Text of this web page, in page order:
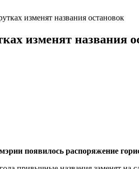
изменят названия остановок
изменят названия
появилось распоряжение